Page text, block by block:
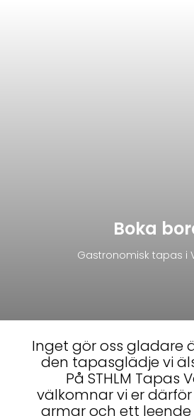
Boka
Gastronomisk tapas i
Inget gör oss gladare
den tapasglädje vi
På STHLM Tapas
välkomnar vi er
armar och ett